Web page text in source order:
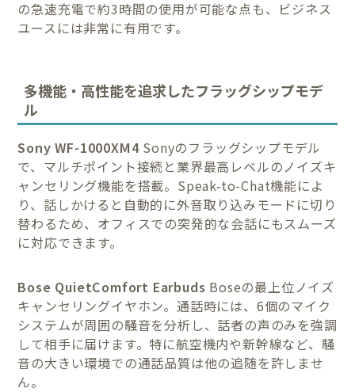
の急速充電で約3時間の使用が可能な点も、ビジネス
ユースには非常に有用です。
多機能・高性能を追求したフラッグシップモデ
ル
Sony WF-1000XM4Sonyのフラッグシップモデル
で、マルチポイント接続と業界最高レベルのノイズキ
ャンセリング機能を搭載。Speak-to-Chat機能によ
り、話しかけると自動的に外音取り込みモードに切り
替わるため、オフィスでの突発的な会話にもスムーズ
に対応できます。
Bose QuietComfort Earbuds Boseの最上位ノイズ
キャンセリングイヤホン。通話時には、6個のマイク
システムが周囲の騒音を分析し、話者の声のみを強調
して相手に届けます。特に航空機内や新幹線など、騒
音の大きい環境での通話品質は他の追随を許しませ
ん。